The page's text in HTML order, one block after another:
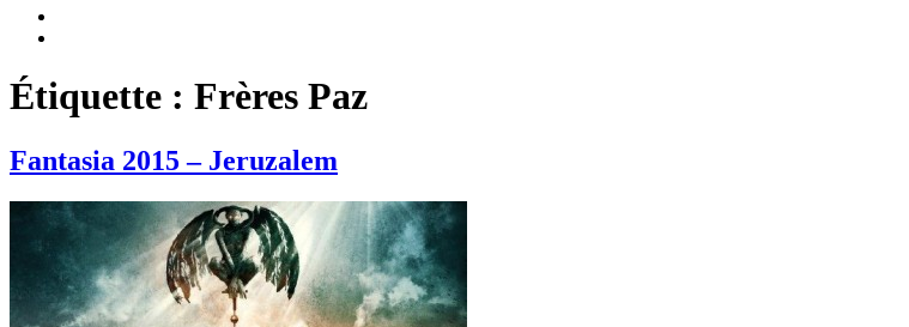
Étiquette : Frères Paz
Fantasia 2015 – Jeruzalem